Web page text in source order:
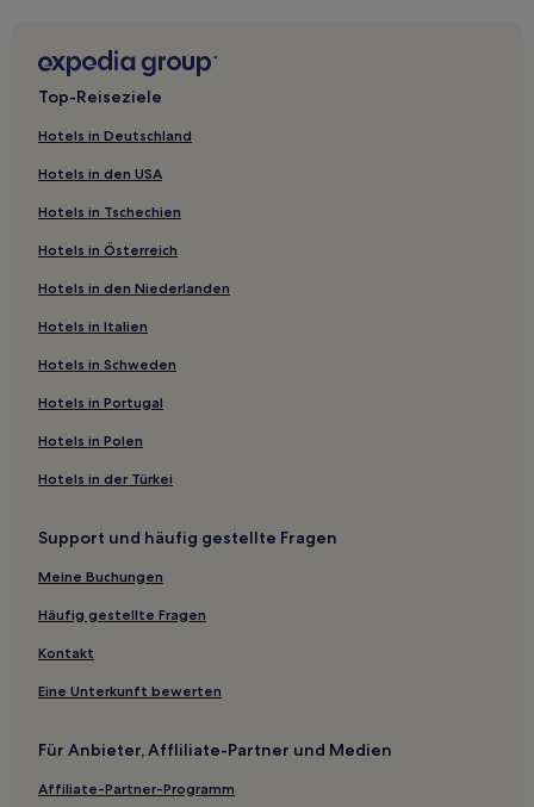
Günstige in Nordvirginia
Hotels mit WLAN in Nordvirginia
Hotels mit inbegriffenem Frühstück in Chantilly
Business in Addison Heights
Haustierfreundliche in Vienna
Hotels mit inbegriffenem Frühstück in Vienna
Familien in Vienna
Hotels mit Parkplatz in Vienna
Haustierfreundliche in Dulles Town Center
Haustierfreundliche in Orange
Günstige in Virginia
Hotels mit Pool in Virginia
Familien in Ashburn
Haustierfreundliche in Crystal City
Hotels mit Fitnessbereich in Fairfax County
Familien in Ashland
Haustierfreundliche in Springfield
Top-Reiseziele
Hotels in Deutschland
Hotels in den USA
Hotels in Tschechien
Hotels in Österreich
Hotels in den Niederlanden
Hotels in Italien
Hotels in Schweden
Hotels in Portugal
Hotels in Polen
Hotels in der Türkei
Support und häufig gestellte Fragen
Meine Buchungen
Häufig gestellte Fragen
Kontakt
Eine Unterkunft bewerten
Für Anbieter, Affliliate-Partner und Medien
Affiliate-Partner-Programm